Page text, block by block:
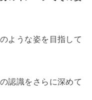
ような姿を目指して
認識をさらに深めて